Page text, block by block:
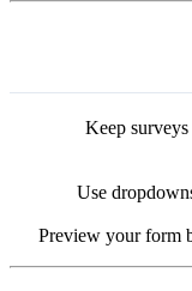
Keep
Use
Preview your